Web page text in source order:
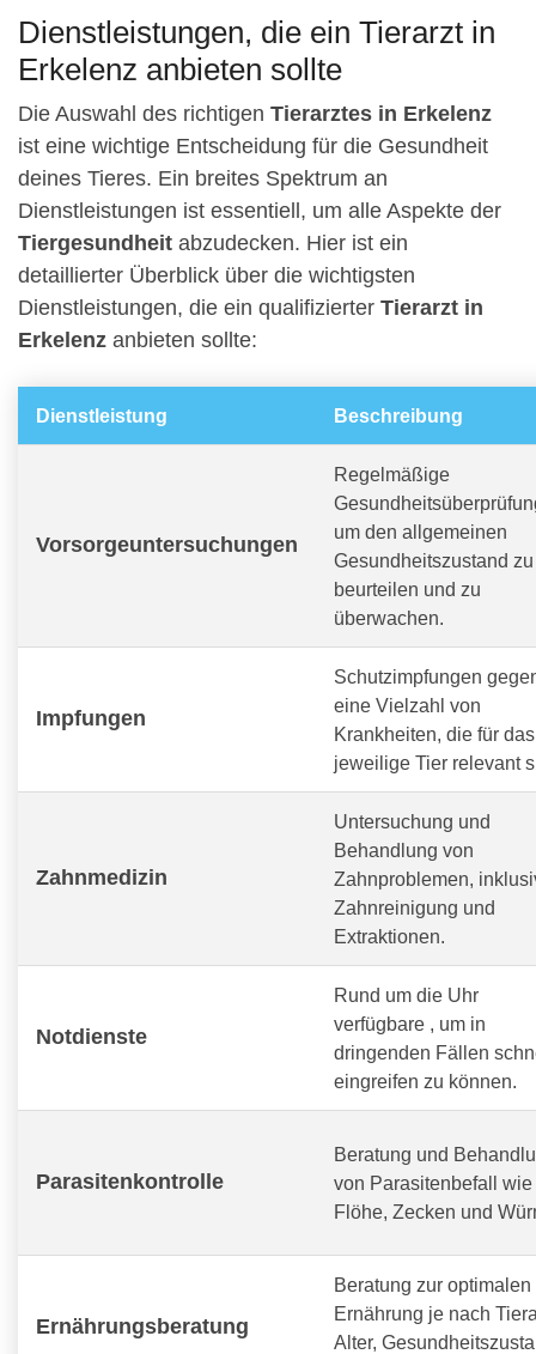
Dienstleistungen, die ein Tierarzt in
Erkelenz anbieten sollte
Die Auswahl des richtigen Tierarztes in Erkelenz
ist eine wichtige Entscheidung für die Gesundheit
deines Tieres. Ein breites Spektrum an
Dienstleistungen ist essentiell, um alle Aspekte der
Tiergesundheit abzudecken. Hier ist ein
detaillierter Überblick über die wichtigsten
Dienstleistungen, die ein qualifizierter Tierarzt in
Erkelenz anbieten sollte:
Dienstleistung Beschreibung
Vorsorgeuntersuchungen
Regelmäßige
um den allgemeinen
Gesundheitszustand zu
beurteilen und zu
überwachen.
Impfungen
Schutzimpfungen
eine Vielzahl von
Krankheiten, die für das
jeweilige Tier relevant
Zahnmedizin
Untersuchung und
Behandlung von
Zahnproblemen,
Zahnreinigung und
Extraktionen.
Notdienste
Rund um die Uhr
verfügbare , um in
dringenden Fällen
eingreifen zu können.
Parasitenkontrolle
Beratung und
von Parasitenbefall wie
Flöhe, Zecken und
Ernährungsberatung
Beratung zur optimalen
Ernährung je nach
Alter,